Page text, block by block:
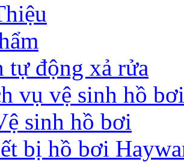
tự động xả rửa
vụ vệ sinh hồ bơi
sinh hồ bơi
bị hồ bơi